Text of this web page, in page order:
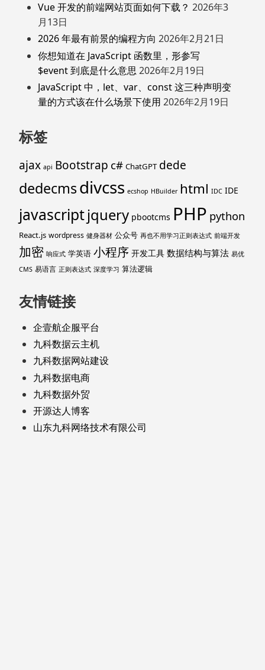
Vue 开发的前端网站页面如何下载？ 2026年3
月13日
2026 年最有前景的编程方向 2026年2月21日
你想知道在 JavaScript 函数里，形参写
$event 到底是什么意思 2026年2月19日
JavaScript 中，let、var、const 这三种声明变
量的方式该在什么场景下使用 2026年2月19日
标签
ajax api Bootstrap c# ChatGPT dede
dedecmsdivcss ecshop HBuilder html IDC IDE
javascriptjquery pbootcms PHP python
React.js wordpress 健身器材 公众号 再也不用学习正则表达式 前端开发
加密 响应式 学英语 小程序 开发工具 数据结构与算法 易优
CMS 易语言 正则表达式 深度学习 算法逻辑
友情链接
企壹航企服平台
九科数据云主机
九科数据网站建设
九科数据电商
九科数据外贸
开源达人博客
山东九科网络技术有限公司